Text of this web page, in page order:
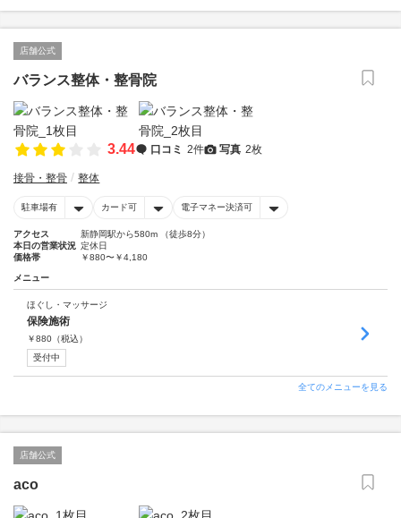
店舗公式
バランス整体・整骨院
3.44 口コミ 2件 写真 2枚
接骨・整骨 整体
駐車場有 カード可 電子マネー決済可
アクセス
新静岡駅から580m （徒歩8分）
本日の営業状況 定休日
価格帯
￥880〜￥4,180
メニュー
ほぐし・マッサージ
保険施術
￥880 （税込）
受付中
全てのメニューを見る
店舗公式
aco